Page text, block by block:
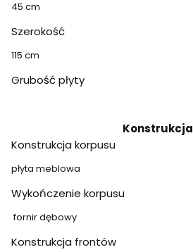
45 cm
Szerokość
115 cm
Grubość płyty
Konstrukcja
Konstrukcja korpusu
płyta meblowa
Wykończenie korpusu
fornir dębowy
Konstrukcja frontów